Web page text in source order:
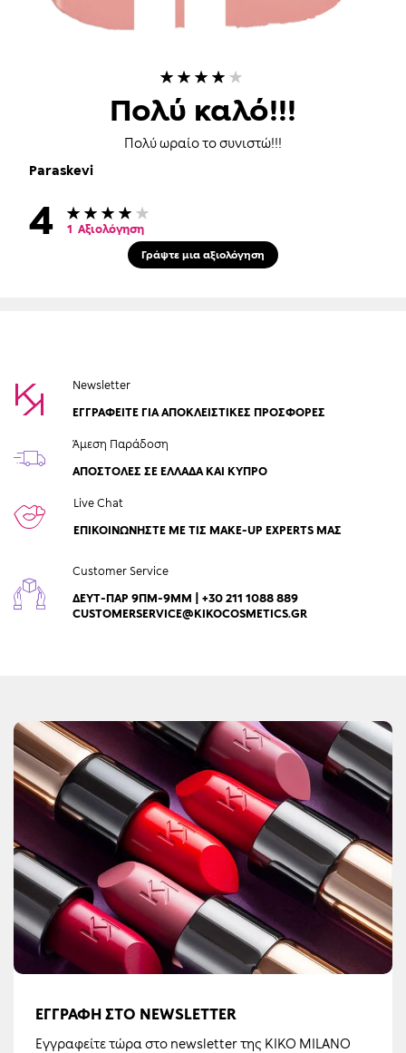
Πολύ καλό!!!
Πολύ ωραίο το συνιστώ!!!
Paraskevi
4
Βαθμολογία:
80
% of100
1 Αξιολόγηση
Γράψτε μια αξιολόγηση
Newsletter
ΕΓΓΡΑΦΕΙΤΕ ΓΙΑ ΑΠΟΚΛΕΙΣΤΙΚΕΣ ΠΡΟΣΦΟΡΕΣ
Άμεση Παράδοση
ΑΠΟΣΤΟΛΈΣ ΣΕ ΕΛΛΆΔΑ ΚΑΙ ΚΎΠΡΟ
Live Chat
ΕΠΙΚΟΙΝΩΝΉΣΤΕ ΜΕ ΤΙΣ MAKE-UP EXPERTS ΜΑΣ
Customer Service
ΔΕΥΤ-ΠΑΡ 9ΠΜ-9ΜΜ | +30 211 1088 889
CUSTOMERSERVICE@KIKOCOSMETICS.GR
ΕΓΓΡΑΦΉ ΣΤΟ NEWSLETTER
Εγγραφείτε τώρα στο newsletter της KIKO MILANO